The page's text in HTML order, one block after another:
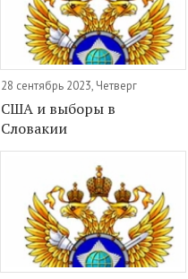
28 сентябрь 2023, Четверг
США и выборы в
Словакии